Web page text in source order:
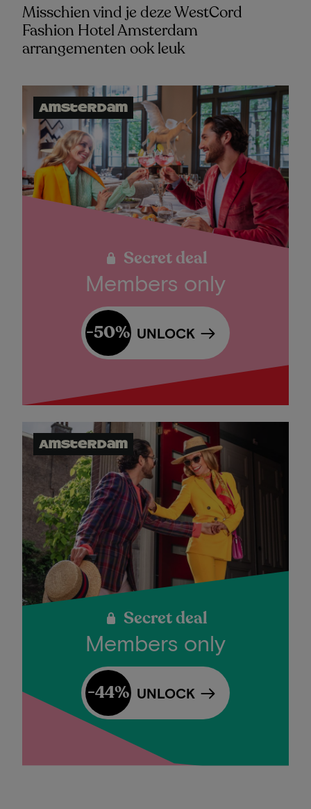
Misschien vind je deze WestCord
Fashion Hotel Amsterdam
arrangementen ook leuk
Amsterdam
Secret deal
Members only
UNLOCK
-50%
Amsterdam
Secret deal
Members only
UNLOCK
-44%